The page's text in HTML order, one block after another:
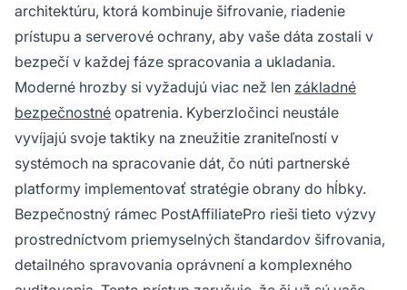
architektúru, ktorá kombinuje šifrovanie, riadenie
prístupu a serverové ochrany, aby vaše dáta zostali v
bezpečí v každej fáze spracovania a ukladania.
Moderné hrozby si vyžadujú viac než len základné
bezpečnostné opatrenia. Kyberzločinci neustále
vyvíjajú svoje taktiky na zneužitie zraniteľností v
systémoch na spracovanie dát, čo núti partnerské
platformy implementovať stratégie obrany do hĺbky.
Bezpečnostný rámec PostAffiliatePro rieši tieto výzvy
prostredníctvom priemyselných štandardov šifrovania,
detailného spravovania oprávnení a komplexného